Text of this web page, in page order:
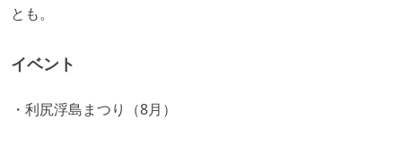
とも。
イベント
・利尻浮島まつり（8月）